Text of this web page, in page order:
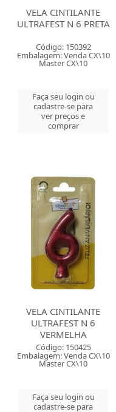
VELA CINTILANTE
ULTRAFEST N 6 PRETA
Código: 150392
Embalagem: Venda CX\10
Master CX\10
Faça seu login ou
cadastre-se para
ver preços e
comprar
VELA CINTILANTE
ULTRAFEST N 6
VERMELHA
Código: 150425
Embalagem: Venda CX\10
Master CX\10
Faça seu login ou
cadastre-se para